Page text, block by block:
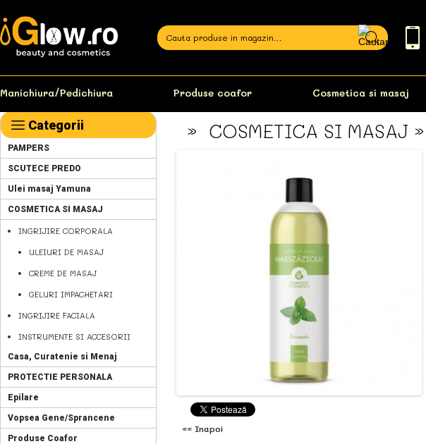
Manichiura/Pedichiura Produse coafor Cosmetica si masaj
Categorii
PAMPERS
SCUTECE PREDO
Ulei masaj Yamuna
COSMETICA SI MASAJ
INGRIJIRE CORPORALA
ULEIURI DE MASAJ
CREME DE MASAJ
GELURI IMPACHETARI
INGRIJIRE FACIALA
INSTRUMENTE SI ACCESORII
Casa, Curatenie si Menaj
PROTECTIE PERSONALA
Epilare
Vopsea Gene/Sprancene
Produse Coafor
» COSMETICA SI MASAJ »
«« Inapoi